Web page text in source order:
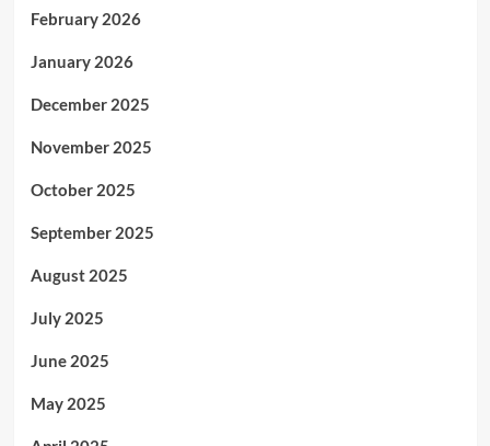
February 2026
January 2026
December 2025
November 2025
October 2025
September 2025
August 2025
July 2025
June 2025
May 2025